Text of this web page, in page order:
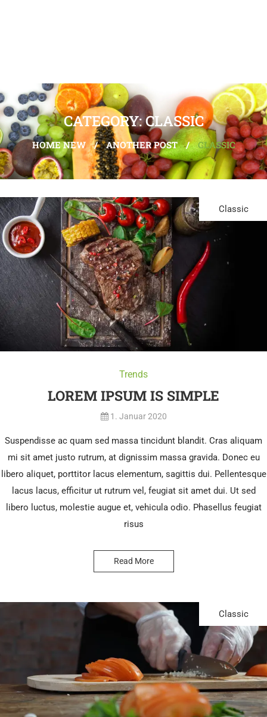
CATEGORY: CLASSIC
HOME NEW / ANOTHER POST / CLASSIC
Trends
LOREM IPSUM IS SIMPLE
Classic
1. Januar 2020
Suspendisse ac quam sed massa tincidunt blandit. Cras aliquam
mi sit amet justo rutrum, at dignissim massa gravida. Donec eu
libero aliquet, porttitor lacus elementum, sagittis dui. Pellentesque
lacus lacus, efficitur ut rutrum vel, feugiat sit amet dui. Ut sed
libero luctus, molestie augue et, vehicula odio. Phasellus feugiat
risus
Read More
Classic